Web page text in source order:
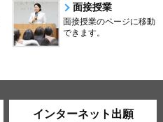
面接授業
面接授業のページに移動
できます。
インターネット出願